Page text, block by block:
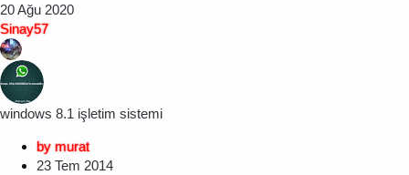
20 Ağu 2020
Sinay57
windows 8.1 işletim sistemi
by murat
23 Tem 2014